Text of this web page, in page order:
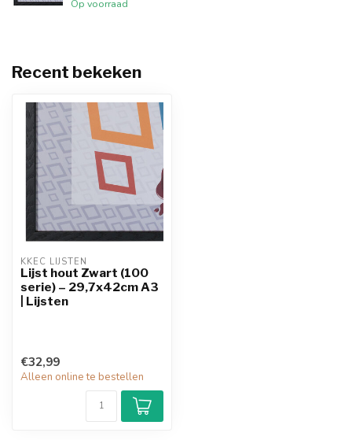
Op voorraad
Recent bekeken
KKEC LIJSTEN
Lijst hout Zwart (100
serie) – 29,7x42cm A3
| Lijsten
€32,99
Alleen online te bestellen